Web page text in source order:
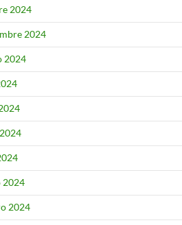
2024
2024
2024
2024
2024